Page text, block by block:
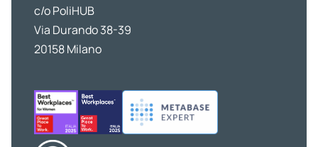
c/o PoliHUB
Via Durando 38-39
20158 Milano